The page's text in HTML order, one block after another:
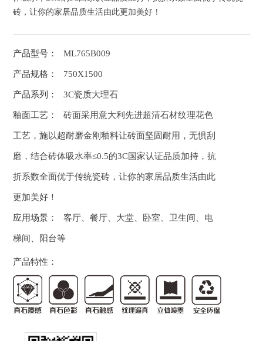
砖，让你的家居品质生活由此更加美好！
产品型号： ML765B009
产品规格： 750X1500
产品系列： 3C瓷质大理石
釉面工艺： 砖面采用意大利先进超清石材纹理花色
工艺，施以超耐磨金刚釉料让砖面坚固耐用，无惧刮
磨，结合砖体吸水率≤0.5的3C国家认证品质加持，抗
折系数全面优于传统瓷砖，让你的家居品质生活由此
更加美好！
应用场景： 客厅、餐厅、大堂、卧室、卫生间、电
梯间、阳台等
产品特性：